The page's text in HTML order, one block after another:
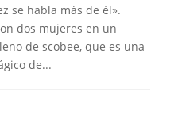
se habla más de él».
dos mujeres en un
de scobee, que es una
de...